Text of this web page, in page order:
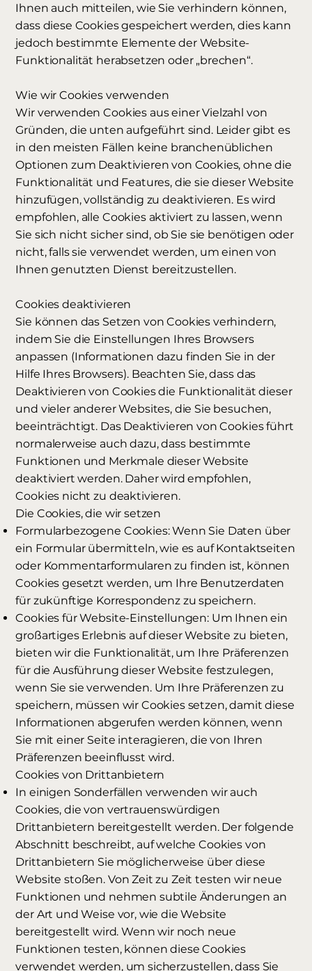
Ihnen auch mitteilen, wie Sie verhindern können,
dass diese Cookies gespeichert werden, dies kann
jedoch bestimmte Elemente der Website-
Funktionalität herabsetzen oder „brechen“.
Wie wir Cookies verwenden
Wir verwenden Cookies aus einer Vielzahl von
Gründen, die unten aufgeführt sind. Leider gibt es
in den meisten Fällen keine branchenüblichen
Optionen zum Deaktivieren von Cookies, ohne die
Funktionalität und Features, die sie dieser Website
hinzufügen, vollständig zu deaktivieren. Es wird
empfohlen, alle Cookies aktiviert zu lassen, wenn
Sie sich nicht sicher sind, ob Sie sie benötigen oder
nicht, falls sie verwendet werden, um einen von
Ihnen genutzten Dienst bereitzustellen.
Cookies deaktivieren
Sie können das Setzen von Cookies verhindern,
indem Sie die Einstellungen Ihres Browsers
anpassen (Informationen dazu finden Sie in der
Hilfe Ihres Browsers). Beachten Sie, dass das
Deaktivieren von Cookies die Funktionalität dieser
und vieler anderer Websites, die Sie besuchen,
beeinträchtigt. Das Deaktivieren von Cookies führt
normalerweise auch dazu, dass bestimmte
Funktionen und Merkmale dieser Website
deaktiviert werden. Daher wird empfohlen,
Cookies nicht zu deaktivieren.
Die Cookies, die wir setzen
Formularbezogene Cookies: Wenn Sie Daten über
ein Formular übermitteln, wie es auf Kontaktseiten
oder Kommentarformularen zu finden ist, können
Cookies gesetzt werden, um Ihre Benutzerdaten
für zukünftige Korrespondenz zu speichern.
Cookies für Website-Einstellungen: Um Ihnen ein
großartiges Erlebnis auf dieser Website zu bieten,
bieten wir die Funktionalität, um Ihre Präferenzen
für die Ausführung dieser Website festzulegen,
wenn Sie sie verwenden. Um Ihre Präferenzen zu
speichern, müssen wir Cookies setzen, damit diese
Informationen abgerufen werden können, wenn
Sie mit einer Seite interagieren, die von Ihren
Präferenzen beeinflusst wird.
Cookies von Drittanbietern
In einigen Sonderfällen verwenden wir auch
Cookies, die von vertrauenswürdigen
Drittanbietern bereitgestellt werden. Der folgende
Abschnitt beschreibt, auf welche Cookies von
Drittanbietern Sie möglicherweise über diese
Website stoßen. Von Zeit zu Zeit testen wir neue
Funktionen und nehmen subtile Änderungen an
der Art und Weise vor, wie die Website
bereitgestellt wird. Wenn wir noch neue
Funktionen testen, können diese Cookies
verwendet werden, um sicherzustellen, dass Sie